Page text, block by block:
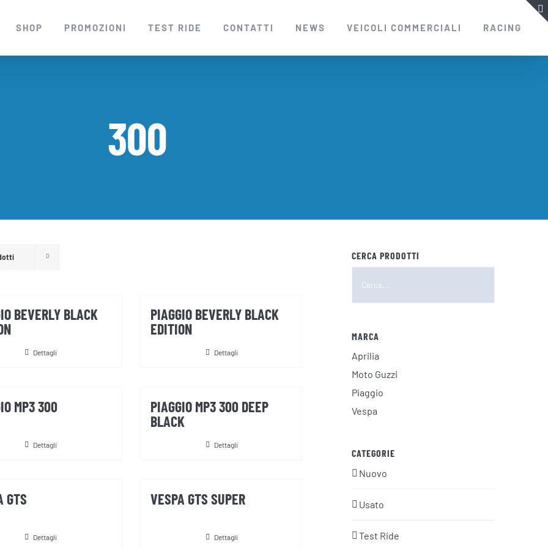
SHOP PROMOZIONI TEST RIDE CONTATTI NEWS VEICOLI COMMERCIALI RACING
300
BEVERLY BLACK
Dettagli
PIAGGIO BEVERLY BLACK
EDITION
Dettagli
MP3 300
Dettagli
PIAGGIO MP3 300 DEEP
BLACK
Dettagli
GTS
Dettagli
VESPA GTS SUPER
Dettagli
CERCA PRODOTTI
MARCA
Aprilia
Moto Guzzi
Piaggio
Vespa
CATEGORIE
Nuovo
Usato
Test Ride